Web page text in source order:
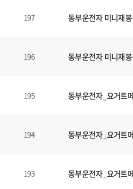
197 동부운전자 미니재
196 동부운전자 미니재
195 동부운전자_요거트
194 동부운전자_요거트
193 동부운전자_요거트